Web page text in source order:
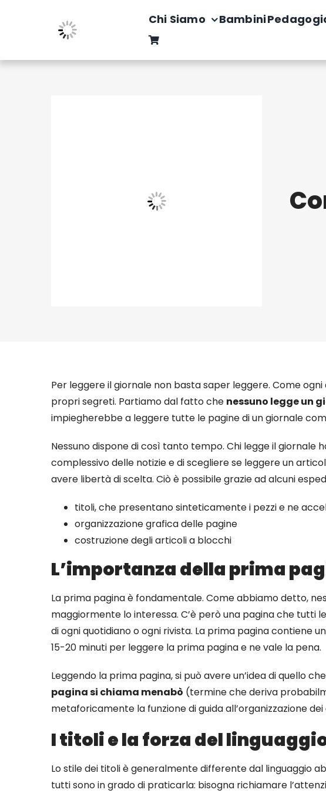
Chi Siamo Bambini
Per leggere il giornale non basta saper leggere. Come
propri segreti. Partiamo dal fatto che nessuno legge un
impiegherebbe a leggere tutte le pagine di un giornale
Nessuno dispone di così tanto tempo. Chi legge il giornale
complessivo delle notizie e di scegliere se leggere un
avere libertà di scelta. Ciò è possibile grazie ad alcuni
titoli, che presentano sinteticamente i pezzi e ne
organizzazione grafica delle pagine
costruzione degli articoli a blocchi
L’importanza della prima
La prima pagina è fondamentale. Come abbiamo detto,
maggiormente lo interessa. C’è però una pagina che tutti
di ogni quotidiano o ogni rivista. La prima pagina contiene
15-20 minuti per leggere la prima pagina e ne vale la pena.
Leggendo la prima pagina, si può avere un’idea di quello
pagina si chiama menabò (termine che deriva
metaforicamente la funzione di guida all’organizzazione
I titoli e la forza del
Lo stile dei titoli è generalmente differente dal linguaggio
tutti sono in grado di praticarla: bisogna richiamare